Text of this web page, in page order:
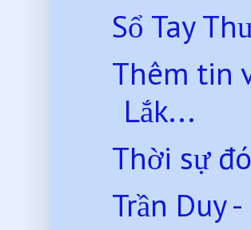
Sổ Tay
Thêm tin
Lắk...
Thời sự
Trần Duy